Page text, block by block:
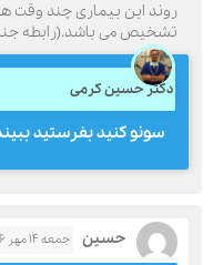
روند این بیماری چند
تشخیص می باشد.(رابطه
دکتر حسین کرمی
سونو كنيد بفرستيد
حسین جمعه ۱۴ مهر ۹۶( 8 سال پیش)